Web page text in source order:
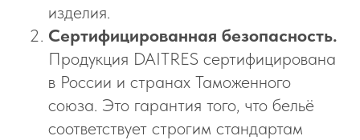
изделия.
Сертифицированная безопасность.
Продукция DAITRES сертифицирована
в России и странах Таможенного
союза. Это гарантия того, что бельё
соответствует строгим стандартам